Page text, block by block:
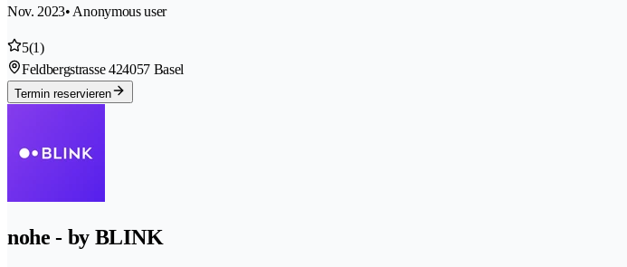
Nov. 2023• Anonymous user
5(1)
Feldbergstrasse 424057 Basel
Termin reservieren
nohe - by BLINK